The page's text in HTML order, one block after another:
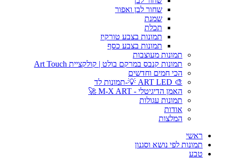
שחור לבן ואפור
שמנת
תכלת
תמונות בצבע טורקיז
תמונות בצבע כסף
תמונות מעוצבות
תמונות קנבס במרקם בולט | קולקציית Art Touch
הכי חמים וחדשים
🎨 ART LED 💡-תמונות לד
האמן הדיגיטלי - M-X ART 🚀
תמונות עגולות
אודות
המלצות
ראשי
תמונות לפי נושא וסגנון
טבע